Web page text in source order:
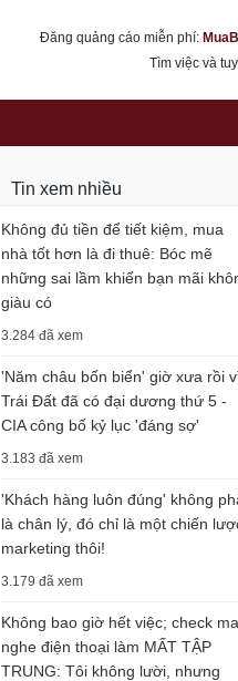
Đăng quảng cáo miễn phí:
Tìm việc và
Tin xem nhiều
Không đủ tiền để tiết kiệm, mua
nhà tốt hơn là đi thuê: Bóc mẽ
những sai lầm khiến bạn mãi
giàu có
3.284 đã xem
'Năm châu bốn biển' giờ xưa rồi
Trái Đất đã có đại dương thứ 5 -
CIA công bố kỷ lục 'đáng sợ'
3.183 đã xem
'Khách hàng luôn đúng' không
là chân lý, đó chỉ là một chiến
marketing thôi!
3.179 đã xem
Không bao giờ hết việc; check
nghe điện thoại làm MẤT TẬP
TRUNG: Tôi không lười, nhưng